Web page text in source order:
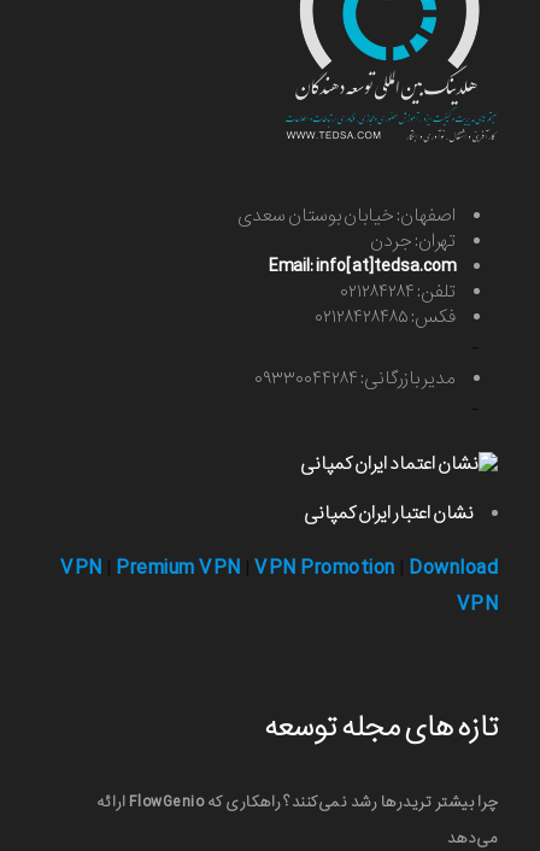
اصفهان: خیابان بوستان سعدی
تهران: جردن
Email: info[at]tedsa.com
تلفن: ۰۲۱۲۸۴۲۸۴
فکس: ۰۲۱۲۸۴۲۸۴۸۵
مدیر بازرگانی: ۰۹۳۳۰۰۴۴۲۸۴
نشان اعتبار ایران کمپانی
VPN Premium VPN VPN Promotion Download
VPN
تازه های مجله توسعه
چرا بیشتر تریدرها رشد نمی‌کنند؟ راهکاری که FlowGenio ارائه
می‌دهد